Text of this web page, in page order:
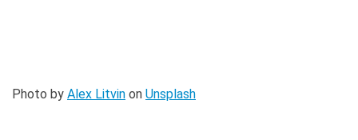
Photo by Alex Litvin on Unsplash